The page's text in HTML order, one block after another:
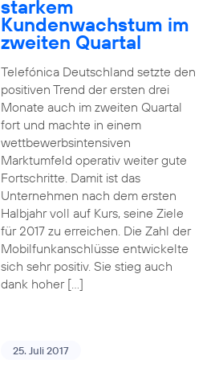
starkem
Kundenwachstum im
zweiten Quartal
Telefónica Deutschland setzte den
positiven Trend der ersten drei
Monate auch im zweiten Quartal
fort und machte in einem
wettbewerbsintensiven
Marktumfeld operativ weiter gute
Fortschritte. Damit ist das
Unternehmen nach dem ersten
Halbjahr voll auf Kurs, seine Ziele
für 2017 zu erreichen. Die Zahl der
Mobilfunkanschlüsse entwickelte
sich sehr positiv. Sie stieg auch
dank hoher […]
25. Juli 2017